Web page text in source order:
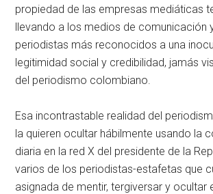
propiedad de las empresas mediáticas
llevando a los medios de comunicación
periodistas más reconocidos a una
legitimidad social y credibilidad, jamás
del periodismo colombiano.
Esa incontrastable realidad del
la quieren ocultar hábilmente usando la
diaria en la red X del presidente de la
varios de los periodistas-estafetas que
asignada de mentir, tergiversar y ocultar